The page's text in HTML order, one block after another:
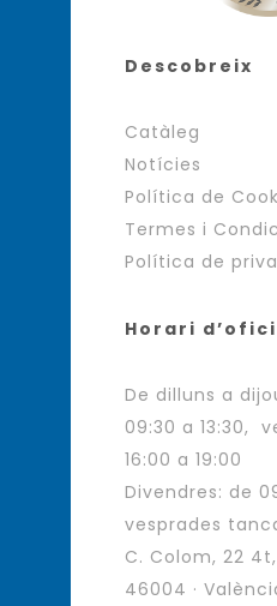
Descobreix
Catàleg
Notícies
Política de
Termes i
Política de
Horari
De dilluns a
09:30 a 13:30,
16:00 a 19:00
Divendres: de
vesprades
C. Colom, 22
46004 ·